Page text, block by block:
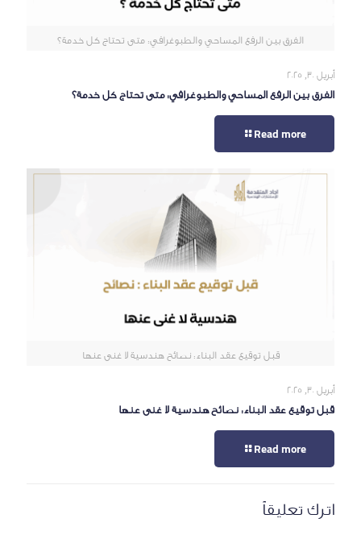
الفرق بين الرفع المساحي والطبوغرافي: متى تحتاج كل خدمة؟
أبريل 30, 2025
الفرق بين الرفع المساحي والطبوغرافي: متى تحتاج كل خدمة؟
Read more
قبل توقيع عقد البناء: نصائح هندسية لا غنى عنها
أبريل 30, 2025
قبل توقيع عقد البناء: نصائح هندسية لا غنى عنها
Read more
اترك تعليقاً